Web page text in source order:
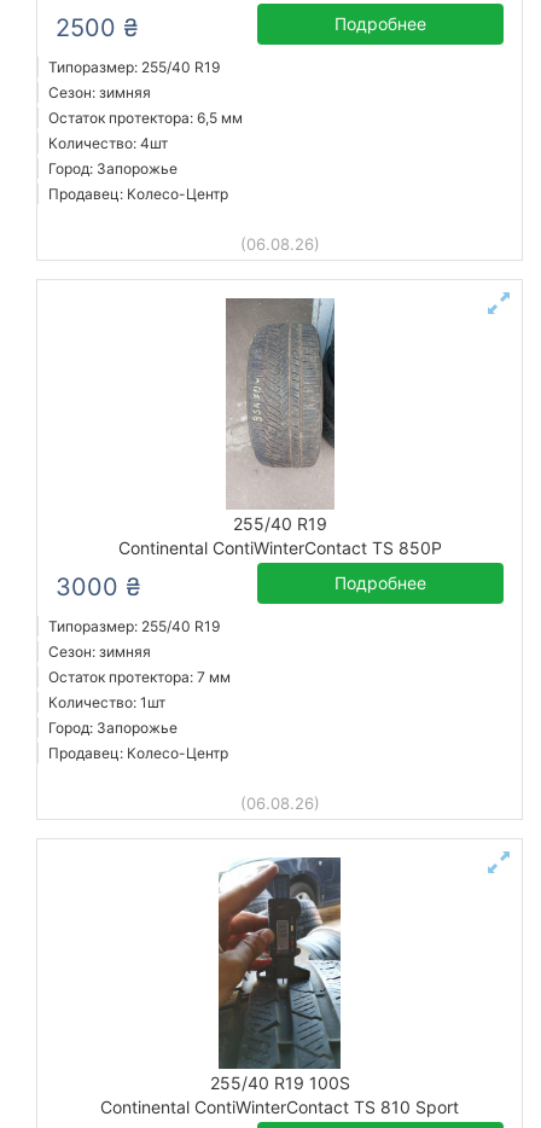
2500 ₴ Подробнее
Типоразмер: 255/40 R19
Сезон: зимняя
Остаток протектора: 6,5 мм
Количество: 4шт
Город: Запорожье
Продавец: Колесо-Центр
(06.08.26)
255/40 R19
Continental ContiWinterContact TS 850P
3000 ₴ Подробнее
Типоразмер: 255/40 R19
Сезон: зимняя
Остаток протектора: 7 мм
Количество: 1шт
Город: Запорожье
Продавец: Колесо-Центр
(06.08.26)
255/40 R19 100S
Continental ContiWinterContact TS 810 Sport